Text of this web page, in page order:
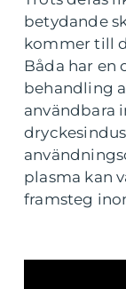
betydande
kommer till
Båda har en
behandling
användbara
plasma kan
framsteg